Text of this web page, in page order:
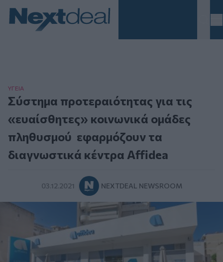
ΥΓΕΙΑ
Σύστημα προτεραιότητας για τις
«ευαίσθητες» κοινωνικά ομάδες
πληθυσμού εφαρμόζουν τα
διαγνωστικά κέντρα Affidea
03.12.2021 NEXTDEAL NEWSROOM